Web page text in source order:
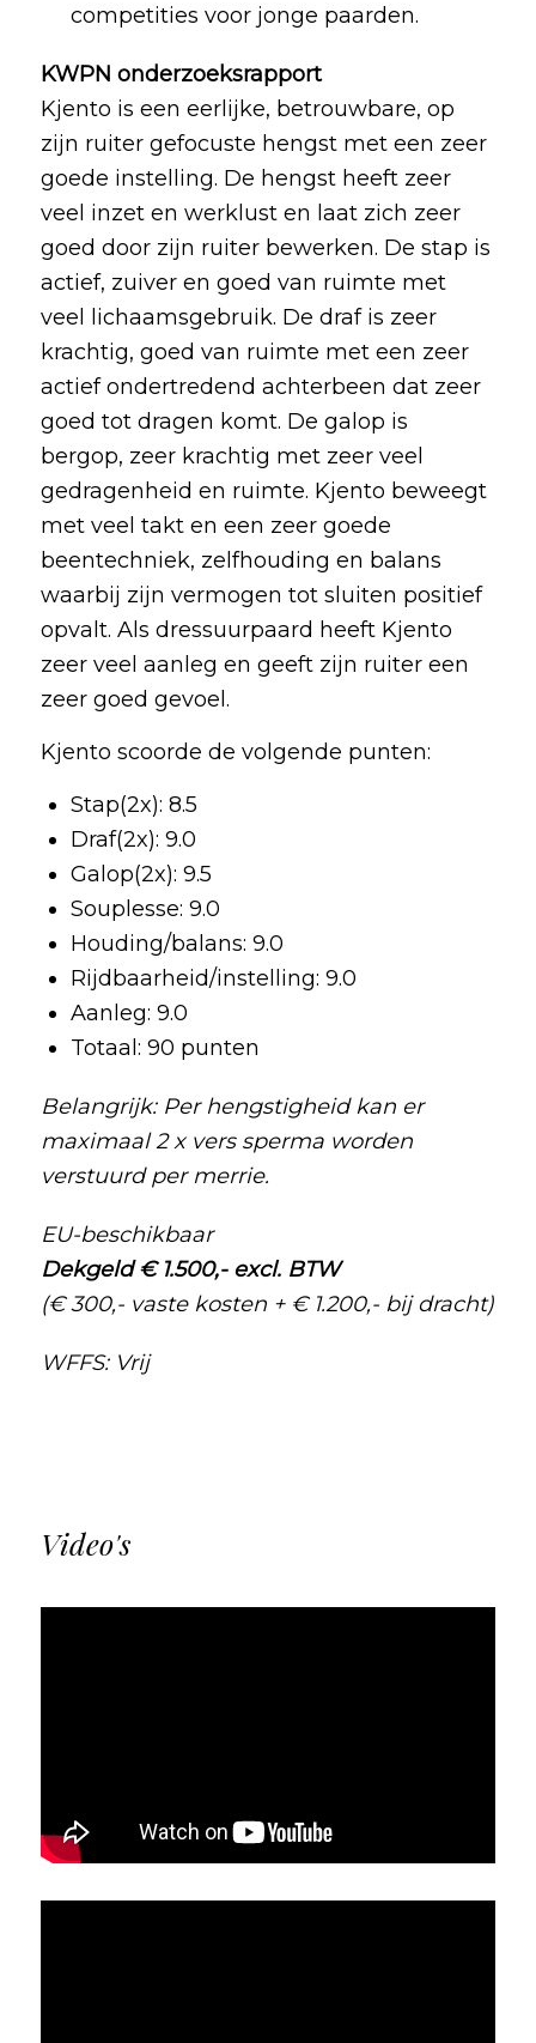
competities voor jonge paarden.
KWPN onderzoeksrapport
Kjento is een eerlijke, betrouwbare, op
zijn ruiter gefocuste hengst met een zeer
goede instelling. De hengst heeft zeer
veel inzet en werklust en laat zich zeer
goed door zijn ruiter bewerken. De stap is
actief, zuiver en goed van ruimte met
veel lichaamsgebruik. De draf is zeer
krachtig, goed van ruimte met een zeer
actief ondertredend achterbeen dat zeer
goed tot dragen komt. De galop is
bergop, zeer krachtig met zeer veel
gedragenheid en ruimte. Kjento beweegt
met veel takt en een zeer goede
beentechniek, zelfhouding en balans
waarbij zijn vermogen tot sluiten positief
opvalt. Als dressuurpaard heeft Kjento
zeer veel aanleg en geeft zijn ruiter een
zeer goed gevoel.
Kjento scoorde de volgende punten:
Stap(2x): 8.5
Draf(2x): 9.0
Galop(2x): 9.5
Souplesse: 9.0
Houding/balans: 9.0
Rijdbaarheid/instelling: 9.0
Aanleg: 9.0
Totaal: 90 punten
Belangrijk: Per hengstigheid kan er
maximaal 2 x vers sperma worden
verstuurd per merrie.
EU-beschikbaar
Dekgeld € 1.500,- excl. BTW
(€ 300,- vaste kosten + € 1.200,- bij dracht)
WFFS: Vrij
Video's